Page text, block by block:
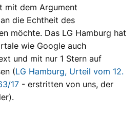
mit dem Argument
die Echtheit des
möchte. Das LG Hamburg hat
wie Google auch
und mit nur 1 Stern auf
(LG Hamburg, Urteil vom 12.
17 - erstritten von uns, der